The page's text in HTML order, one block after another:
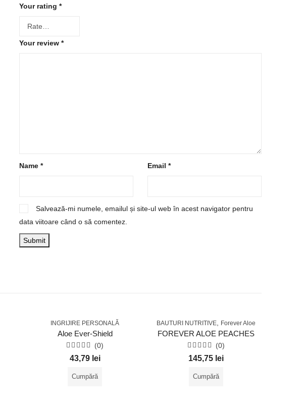
Your rating *
Your review *
Name * Email *
Salvează-mi numele, emailul și site-ul web în acest navigator pentru
data viitoare când o să comentez.
INGRIJIRE PERSONALĂ
Aloe Ever-Shield
Evaluat
la
din
(0)
43,79 lei
Cumpără
BAUTURI NUTRITIVE Forever Aloe
FOREVER ALOE PEACHES
Evaluat
la
din
(0)
145,75 lei
Cumpără